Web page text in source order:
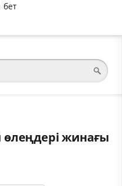
жинағы